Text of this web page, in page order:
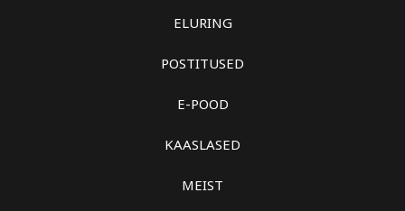
ELURING
POSTITUSED
E-POOD
KAASLASED
MEIST